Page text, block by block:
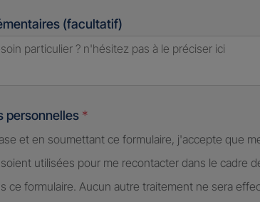
(facultatif)
personnelles *
et en soumettant ce formulaire, j'accepte que
utilisées pour me recontacter dans le cadre
ce formulaire. Aucun autre traitement ne sera